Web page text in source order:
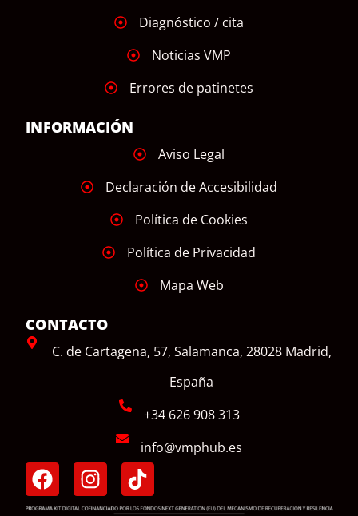
Diagnóstico / cita
Noticias VMP
Errores de patinetes
INFORMACIÓN
Aviso Legal
Declaración de Accesibilidad
Política de Cookies
Política de Privacidad
Mapa Web
CONTACTO
C. de Cartagena, 57, Salamanca, 28028 Madrid,
España
+34 626 908 313
info@vmphub.es